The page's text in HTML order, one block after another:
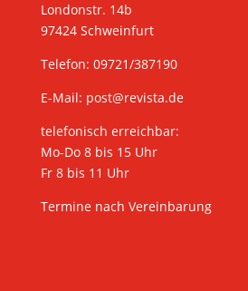
Londonstr. 14b
97424 Schweinfurt
Telefon: 09721/387190
E-Mail: post@revista.de
telefonisch erreichbar:
Mo-Do 8 bis 15 Uhr
Fr 8 bis 11 Uhr
Termine nach Vereinbarung